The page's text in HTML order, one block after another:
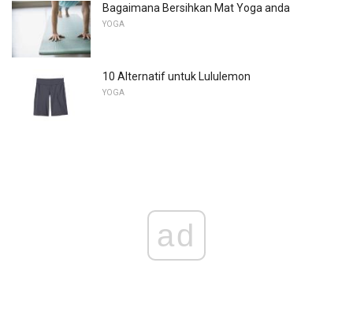
Bagaimana Bersihkan Mat Yoga anda
YOGA
10 Alternatif untuk Lululemon
YOGA
ad